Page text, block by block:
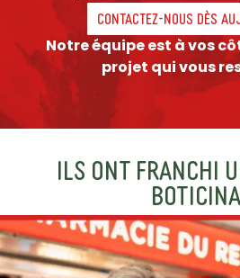
CONTACTEZ-NOUS DÈS
Notre équipe est à vos
projet qui vous
ILS ONT FRANCHI